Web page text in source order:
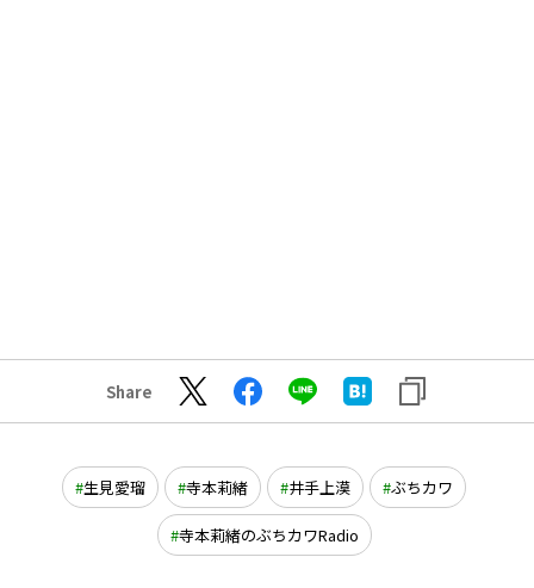
Share
生見愛瑠 寺本莉緒 井手上漠 ぶちカワ
寺本莉緒のぶちカワRadio